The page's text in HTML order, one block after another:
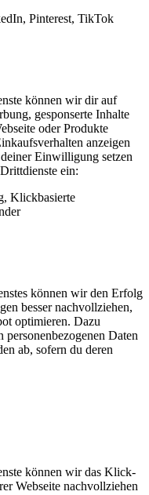
Pinterest, TikTok
können wir dir auf
gesponserte Inhalte
oder Produkte
anzeigen
Einwilligung setzen
ein:
Klickbasierte
können wir den Erfolg
besser nachvollziehen,
optimieren. Dazu
personenbezogenen Daten
ab, sofern du deren
können wir das Klick-
Webseite nachvollziehen